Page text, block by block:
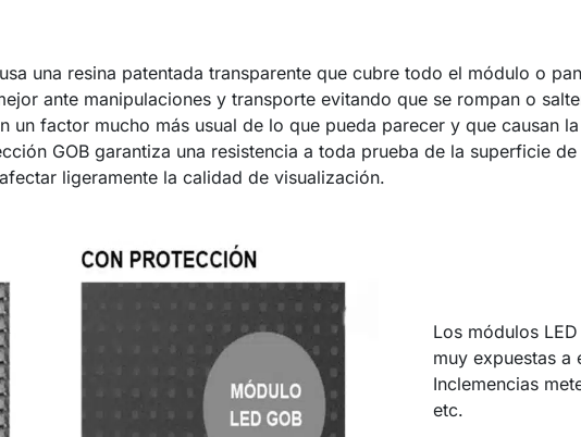
una resina patentada transparente que cubre todo el módulo o
ante manipulaciones y transporte evitando que se rompan o
un factor mucho más usual de lo que pueda parecer y que causan
GOB garantiza una resistencia a toda prueba de la superficie
ligeramente la calidad de visualización.
Los módulos
muy expuestas a
Inclemencias
etc.